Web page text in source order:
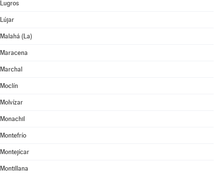
Lugros
Lújar
Malahá (La)
Maracena
Marchal
Moclín
Molvízar
Monachil
Montefrío
Montejícar
Montillana